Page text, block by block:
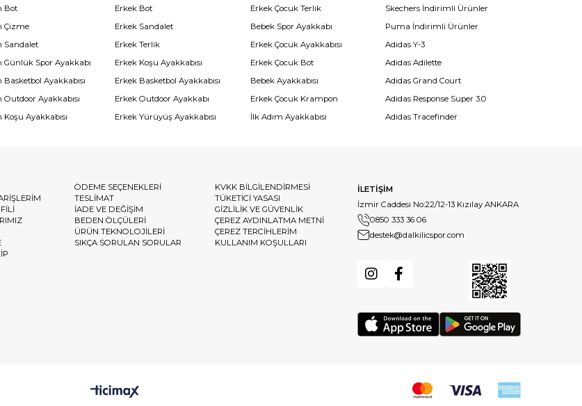
Bot
Çizme
Sandalet
Günlük Spor Ayakkabı
Basketbol Ayakkabısı
Outdoor Ayakkabısı
Koşu Ayakkabısı
Erkek Bot
Erkek Sandalet
Erkek Terlik
Erkek Koşu Ayakkabısı
Erkek Basketbol Ayakkabısı
Erkek Outdoor Ayakkabı
Erkek Yürüyüş Ayakkabısı
Erkek Çocuk Terlik
Bebek Spor Ayakkabı
Erkek Çocuk Ayakkabısı
Erkek Çocuk Bot
Bebek Ayakkabısı
Erkek Çocuk Krampon
İlk Adım Ayakkabısı
Skechers İndirimli Ürünler
Puma İndirimli Ürünler
Adidas Y-3
Adidas Adilette
Adidas Grand Court
Adidas Response Super 3.0
Adidas Tracefinder
ÖDEME SEÇENEKLERİ
TESLİMAT
İADE VE DEĞİŞİM
BEDEN ÖLÇÜLERİ
ÜRÜN TEKNOLOJİLERİ
SIKÇA SORULAN SORULAR
KVKK BİLGİLENDİRMESİ
TÜKETİCİ YASASI
GİZLİLİK VE GÜVENLİK
ÇEREZ AYDINLATMA METNİ
ÇEREZ TERCİHLERİM
KULLANIM KOŞULLARI
İLETİŞİM
İzmir Caddesi No:22/12-13 Kızılay ANKARA
0850 333 36 06
destek@dalkilicspor.com